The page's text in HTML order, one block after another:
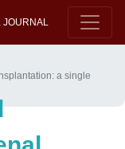
JOURNAL
a single